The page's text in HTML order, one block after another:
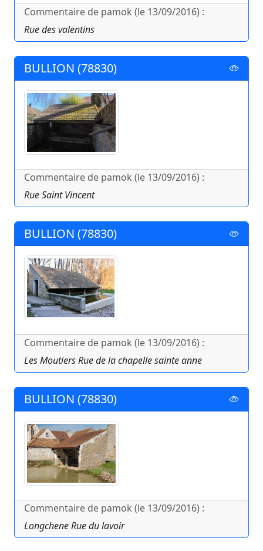
Commentaire de pamok (le 13/09/2016) :
Rue des valentins
BULLION (78830)
Commentaire de pamok (le 13/09/2016) :
Rue Saint Vincent
BULLION (78830)
Commentaire de pamok (le 13/09/2016) :
Les Moutiers Rue de la chapelle sainte anne
BULLION (78830)
Commentaire de pamok (le 13/09/2016) :
Longchene Rue du lavoir